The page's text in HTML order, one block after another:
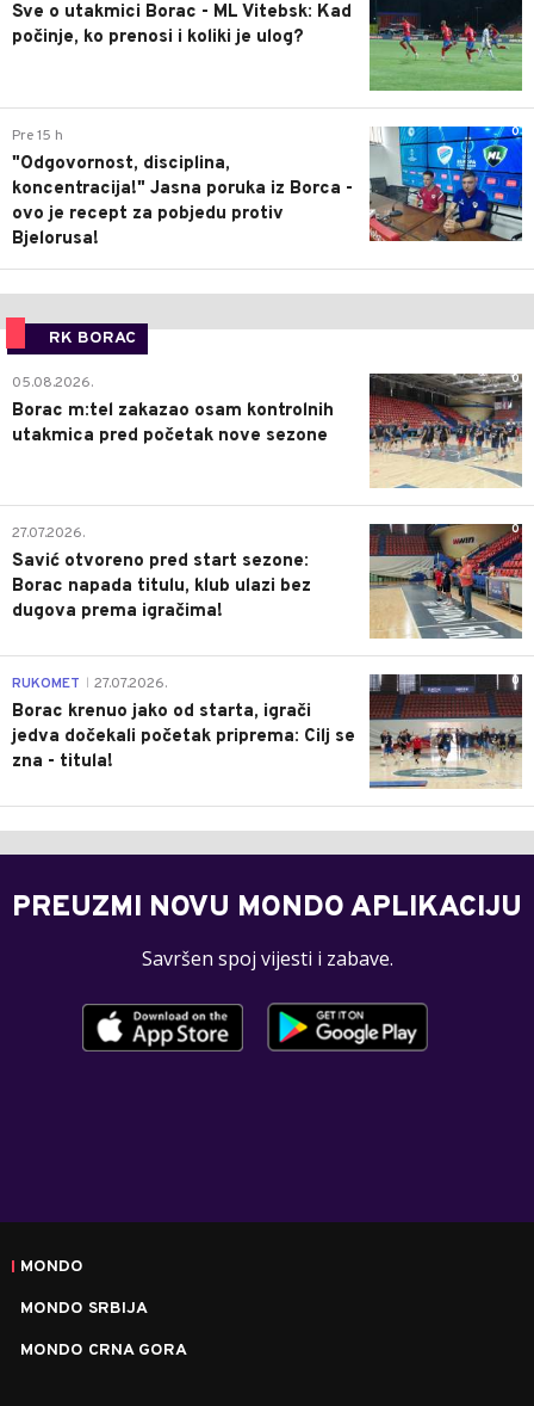
Sve o utakmici Borac - ML Vitebsk: Kad
počinje, ko prenosi i koliki je ulog?
0
Pre 15 h
"Odgovornost, disciplina,
koncentracija!" Jasna poruka iz Borca -
ovo je recept za pobjedu protiv
Bjelorusa!
RK BORAC
0
05.08.2026.
Borac m:tel zakazao osam kontrolnih
utakmica pred početak nove sezone
0
27.07.2026.
Savić otvoreno pred start sezone:
Borac napada titulu, klub ulazi bez
dugova prema igračima!
0
RUKOMET 27.07.2026.
Borac krenuo jako od starta, igrači
jedva dočekali početak priprema: Cilj se
zna - titula!
PREUZMI NOVU MONDO APLIKACIJU
Savršen spoj vijesti i zabave.
MONDO
MONDO SRBIJA
MONDO CRNA GORA